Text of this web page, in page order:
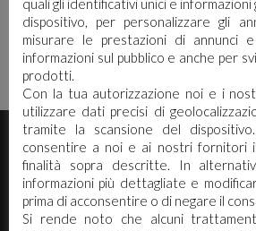
ideali per la cura
offerta di prodotti
a soddisfare il fabbisogno
di pulizia: è il kit
quali gli identificativi unici e
dispositivo, per personalizzare gli
misurare le prestazioni di annunci
informazioni sul pubblico e anche per
prodotti.
Con la tua autorizzazione noi e i
utilizzare dati precisi di
tramite la scansione del
consentire a noi e ai nostri fornitori
finalità sopra descritte. In
informazioni più dettagliate e
prima di acconsentire o di negare il
Si rende noto che alcuni
E' necessario effettuare
Per scaricare le schede di sicurezza e
necessario accedere al portale. Se
account puoi effettuare la